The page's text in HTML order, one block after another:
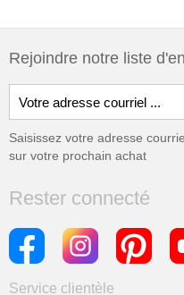
Rejoindre notre liste
Saisissez votre adresse
sur votre prochain achat
Rester connecté
Service clientèle